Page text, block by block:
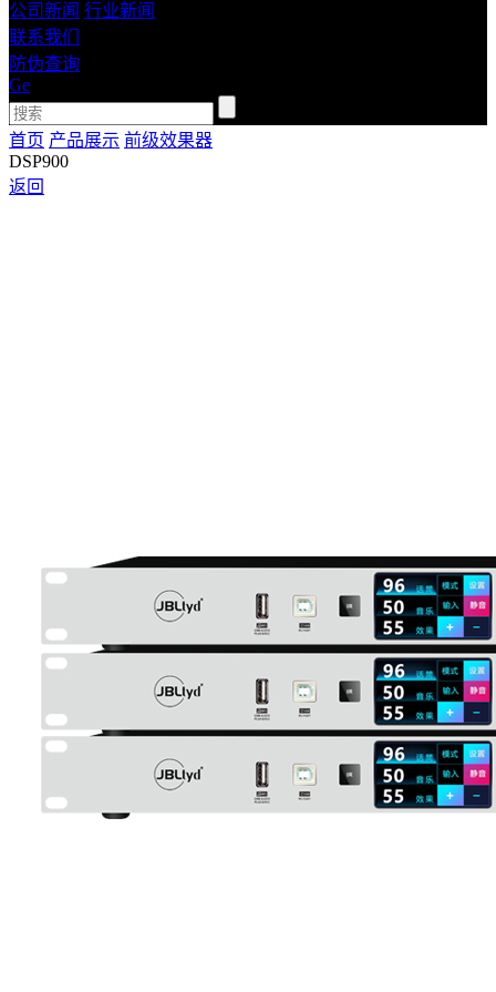
公司新闻 行业新闻
联系我们
防伪查询
Ge
首页 产品展示 前级效果器
DSP900
返回